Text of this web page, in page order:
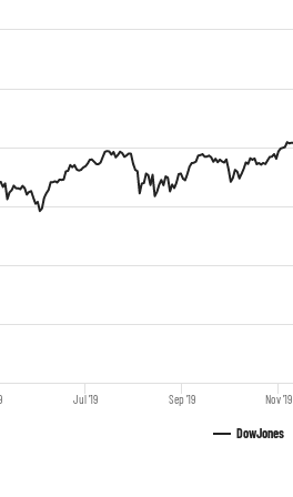
DowJones
Jul '19 Sep '19 Nov '19